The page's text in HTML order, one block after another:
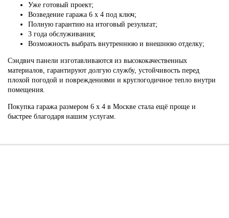
Уже готовый проект;
Возведение гаража 6 х 4 под ключ;
Полную гарантию на итоговый результат;
3 года обслуживания;
Возможность выбрать внутреннюю и внешнюю отделку;
Сэндвич панели изготавливаются из высококачественных
материалов, гарантируют долгую службу, устойчивость перед
плохой погодой и повреждениями и круглогодичное тепло внутри
помещения.
Покупка гаража размером 6 х 4 в Москве стала ещё проще и
быстрее благодаря нашим услугам.